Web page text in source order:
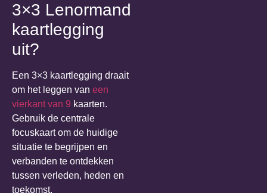
3×3 Lenormand
kaartlegging
uit?
Een 3×3 kaartlegging draait
om het leggen van een
vierkant van 9 kaarten.
Gebruik de centrale
focuskaart om de huidige
situatie te begrijpen en
verbanden te ontdekken
tussen verleden, heden en
toekomst.